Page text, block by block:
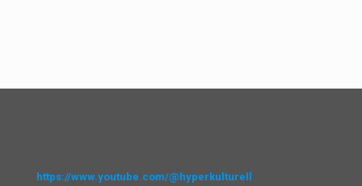
https://www.youtube.com/@hyperkulturell